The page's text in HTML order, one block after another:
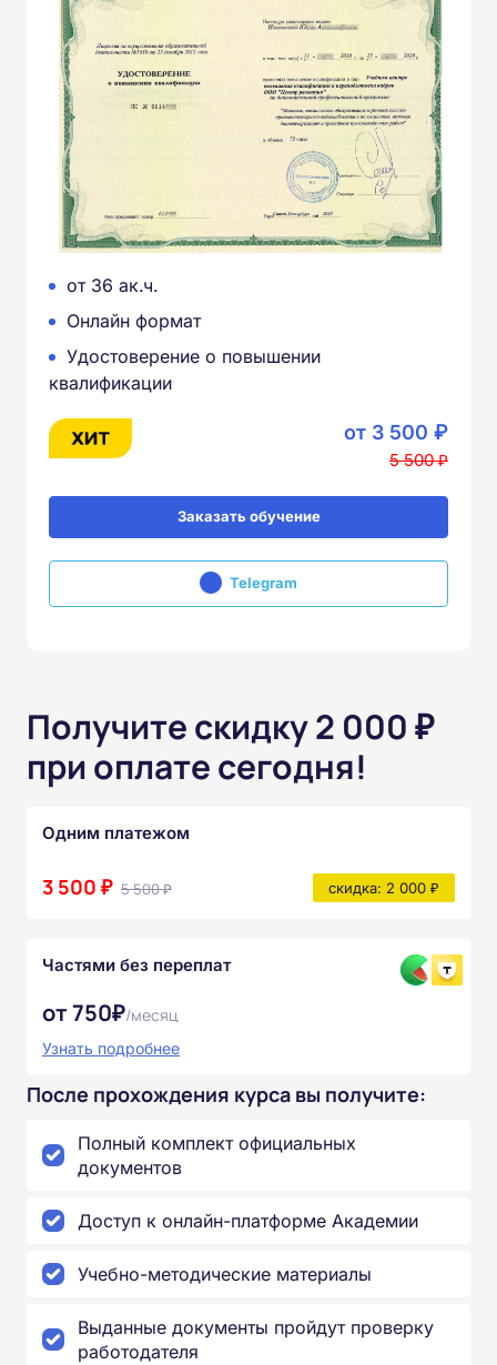
от 36 ак.ч.
Онлайн формат
Удостоверение о повышении
квалификации
от 3 500 ₽
5 500 ₽
Заказать обучение
Telegram
Получите скидку 2 000 ₽
при оплате сегодня!
Одним платежом
3 500 ₽ 5 500 ₽ скидка: 2 000 ₽
Частями без переплат
от 750₽/месяц
Узнать подробнее
После прохождения курса вы получите:
Полный комплект официальных
документов
Доступ к онлайн-платформе Академии
Учебно-методические материалы
Выданные документы пройдут проверку
работодателя